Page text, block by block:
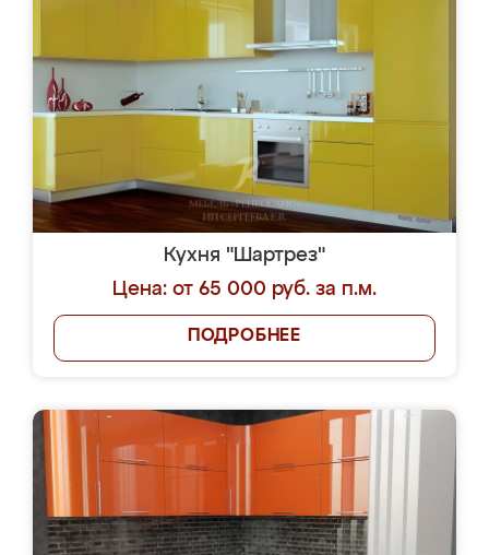
Кухня "Шартрез"
Цена: от 65 000 руб. за п.м.
ПОДРОБНЕЕ